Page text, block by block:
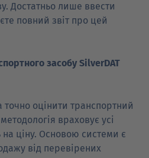
Достатньо лише ввести
повний звіт про цей
засобу SilverDAT
оцінити транспортний
враховує усі
ціну. Основою системи є
від перевірених